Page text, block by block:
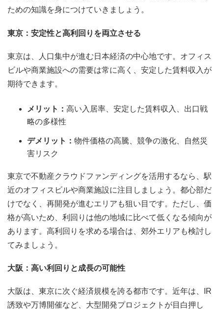
ための知識を身につけていきましょう。
東京：安定性と高利回りを両立させる
東京は、人口集中が進む日本経済の中心地です。オフィス
ビルや商業施設への需要は常に高く、安定した賃料収入が
期待できます。
メリット： 高い入居率、安定した賃料収入、出口戦
略の多様性
デメリット： 物件価格の高騰、競争の激化、自然災
害リスク
東京で不動産クラウドファンディングを活用するなら、駅
近のオフィスビルや商業施設に注目しましょう。都心部だ
けでなく、再開発が進むエリアも狙い目です。ただし、価
格が高いため、利回りは他の地域に比べて低くなる傾向が
あります。高利回りを求める場合は、郊外エリアも検討し
てみましょう。
大阪：高い利回りと成長の可能性
大阪は、東京に次ぐ経済規模を誇る都市です。近年は、IR
誘致や万博開催など、大型開発プロジェクトが目白押し